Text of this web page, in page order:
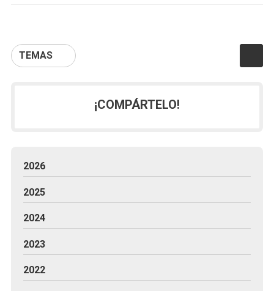
TEMAS
¡COMPÁRTELO!
2026
2025
2024
2023
2022